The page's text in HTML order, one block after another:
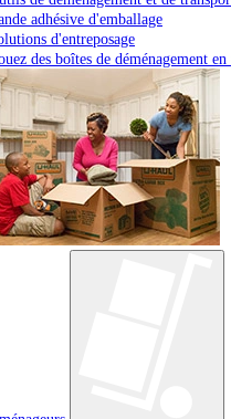
adhésive d'emballage
d'entreposage
des boîtes de déménagement